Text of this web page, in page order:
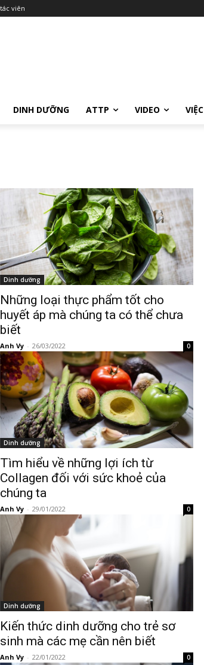
viên
DINH DƯỠNG ATTP VIDEO
Dinh dưỡng
Những loại thực phẩm tốt cho
huyết áp mà chúng ta có thể chưa
biết
Anh Vy - 26/03/2022 0
Dinh dưỡng
Tìm hiểu về những lợi ích từ
Collagen đối với sức khoẻ của
chúng ta
Anh Vy - 29/01/2022 0
Dinh dưỡng
Kiến thức dinh dưỡng cho trẻ sơ
sinh mà các mẹ cần nên biết
Anh Vy - 22/01/2022 0